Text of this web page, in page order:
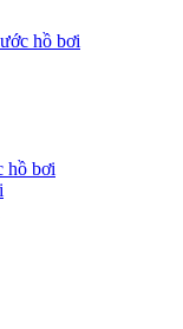
hồ bơi
hồ bơi